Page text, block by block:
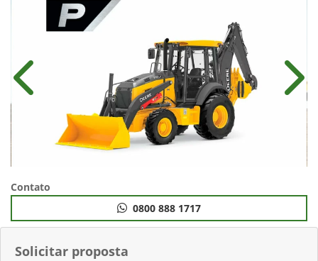
Solicitar proposta
Anterior
Contato
0800 888 1717